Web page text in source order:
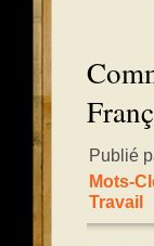
Publié
Mots-
Travail